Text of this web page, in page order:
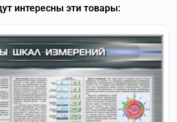
интересны эти товары: